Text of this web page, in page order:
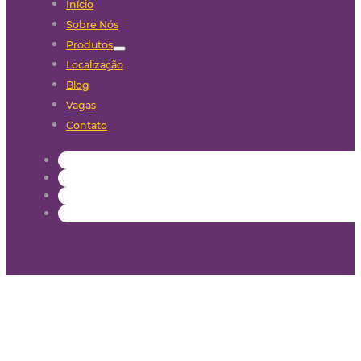
Início
Sobre Nós
Produtos
Localização
Blog
Vagas
Contato